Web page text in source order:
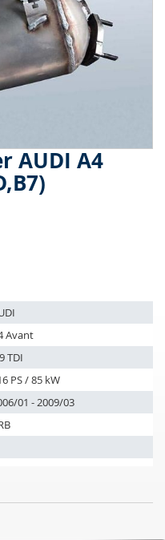
AUDI A4
Avant
TDI
PS / 85 kW
01 - 2009/03